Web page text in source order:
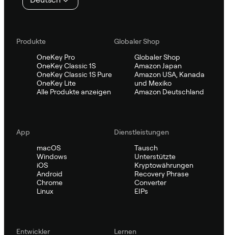
Produkte
OneKey Pro
OneKey Classic 1S
OneKey Classic 1S Pure
OneKey Lite
Alle Produkte anzeigen
Globaler Shop
Globaler Shop
Amazon Japan
Amazon USA, Kanada
und Mexiko
Amazon Deutschland
App
macOS
Windows
iOS
Android
Chrome
Linux
Dienstleistungen
Tausch
Unterstützte
Kryptowährungen
Recovery Phrase
Converter
EIPs
Entwickler
Lernen